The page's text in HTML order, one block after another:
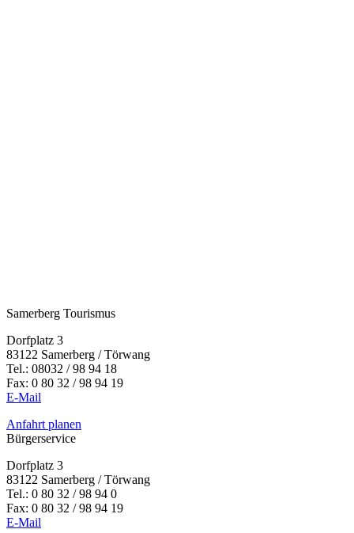
Samerberg Tourismus
Dorfplatz 3
83122 Samerberg / Törwang
Tel.: 08032 / 98 94 18
Fax: 0 80 32 / 98 94 19
E-Mail
Anfahrt planen
Bürgerservice
Dorfplatz 3
83122 Samerberg / Törwang
Tel.: 0 80 32 / 98 94 0
Fax: 0 80 32 / 98 94 19
E-Mail